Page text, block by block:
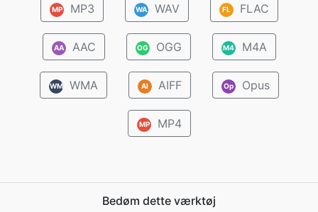
MP MP3 WA WAV FL FLAC
AA AAC OG OGG M4 M4A
WM WMA AI AIFF Op Opus
MP MP4
Bedøm dette værktøj